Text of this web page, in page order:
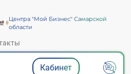
Центра "Мой Бизнес" Самарской
области
Кабинет